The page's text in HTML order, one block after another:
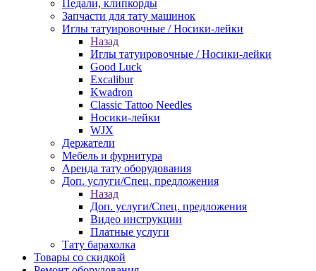
Педали, клипкорды
Запчасти для тату машинок
Иглы татуировочные / Носики-лейки
Назад
Иглы татуировочные / Носики-лейки
Good Luck
Excalibur
Kwadron
Classic Tattoo Needles
Носики-лейки
WJX
Держатели
Мебель и фурнитура
Аренда тату оборудования
Доп. услуги/Спец. предложения
Назад
Доп. услуги/Спец. предложения
Видео инструкции
Платные услуги
Тату барахолка
Товары со скидкой